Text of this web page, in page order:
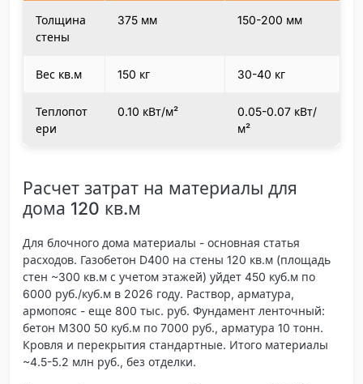
Толщина
стены
375 мм 150-200 мм
Вес кв.м 150 кг 30-40 кг
Теплопот
ери
0.10 кВт/м²
0.05-0.07 кВт/
м²
Расчет затрат на материалы для
дома 120 кв.м
Для блочного дома материалы - основная статья
расходов. Газобетон D400 на стены 120 кв.м (площадь
стен ~300 кв.м с учетом этажей) уйдет 450 куб.м по
6000 руб./куб.м в 2026 году. Раствор, арматура,
армопояс - еще 800 тыс. руб. Фундамент ленточный:
бетон М300 50 куб.м по 7000 руб., арматура 10 тонн.
Кровля и перекрытия стандартные. Итого материалы
~4.5-5.2 млн руб., без отделки.